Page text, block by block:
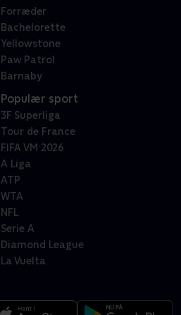
Forræder
Bachelorette
Yellowstone
Paw Patrol
Barnaby
Populær sport
3F Superliga
Tour de France
FIFA VM 2026
A Liga
ATP
WTA
NFL
Serie A
Diamond League
La Vuelta